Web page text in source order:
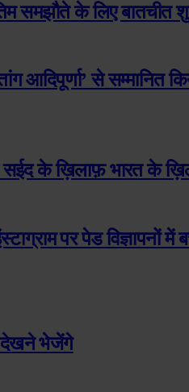
के लिए बातचीत शुरू
आदिपूर्णा’ से सम्मानित
के ख़िलाफ़ भारत के
पर पेड विज्ञापनों
देखने भेजेंगे